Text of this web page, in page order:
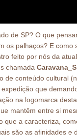
de SP? O que
os palhaços? E como
feito por nós da
chamada
de conteúdo cultural
que
na logomarca
mantêm entre si
que a caracteriza,
são as afinidades e